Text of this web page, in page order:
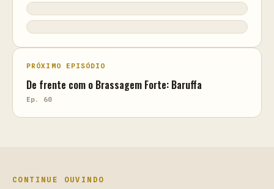
PRÓXIMO EPISÓDIO
De frente com o Brassagem Forte: Baruffa
Ep. 60
CONTINUE OUVINDO